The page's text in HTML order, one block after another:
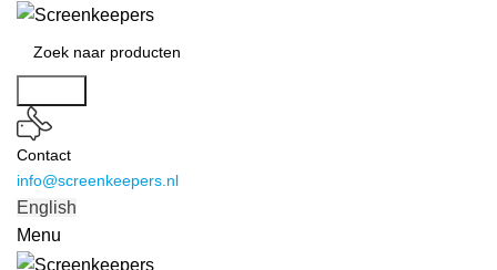
Contact
info@screenkeepers.nl
English
Menu